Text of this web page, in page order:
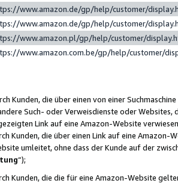
www.amazon.de/gp/help/customer/
www.amazon.de/gp/help/customer/
www.amazon.pl/gp/help/customer/
www.amazon.com.be/gp/help/customer/
Kunden, die über einen von einer
Such- oder Verweisdienste oder Websites,
Link auf eine Amazon-Website
Kunden, die über einen Link auf eine
umleitet, ohne dass der Kunde auf der
“);
Kunden, die die für eine Amazon-Website